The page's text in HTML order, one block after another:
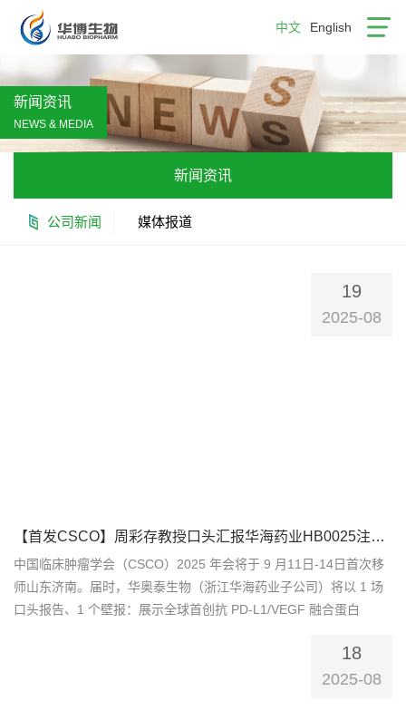
中文 English
新闻资讯
NEWS & MEDIA
新闻资讯
公司新闻 媒体报道
19
2025-08
【首发CSCO】周彩存教授口头汇报华海药业HB0025注射液肺癌研究成果
中国临床肿瘤学会（CSCO）2025 年会将于 9 月11日-14日首次移
师山东济南。届时，华奥泰生物（浙江华海药业子公司）将以 1 场
口头报告、1 个壁报：展示全球首创抗 PD-L1/VEGF 融合蛋白
宫内膜癌和非小细胞肺癌的三期临床试验。【核心看点】• 口头报
18
2025-08